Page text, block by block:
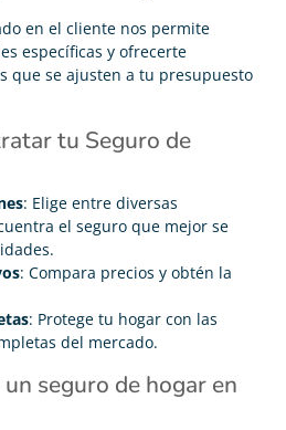
en el cliente nos permite
específicas y ofrecerte
que se ajusten a tu presupuesto
tu Seguro de
: Elige entre diversas
el seguro que mejor se
: Compara precios y obtén la
: Protege tu hogar con las
del mercado.
seguro de hogar en